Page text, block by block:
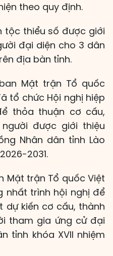
theo quy định.
tộc thiểu số được giới
đại diện cho 3 dân
địa bàn tỉnh.
Mặt trận Tổ quốc
tổ chức Hội nghị hiệp
thỏa thuận cơ cấu,
được giới thiệu
Nhân dân tỉnh Lào
2031.
Mặt trận Tổ quốc Việt
nhất trình hội nghị để
dự kiến cơ cấu, thành
tham gia ứng cử đại
tỉnh khóa XVII nhiệm